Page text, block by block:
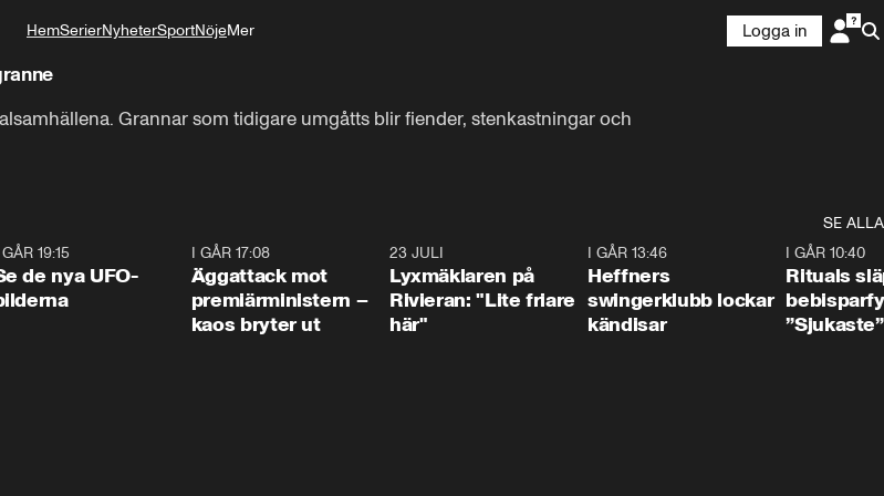
HemSerierNyheterSportNöjeMer
Logga in
Grannar som tidigare umgåtts blir fiender, stenkastningar och
SE ALLA
19:15
de nya UFO-
I GÅR 17:08
Äggattack mot
premiärministern –
kaos bryter ut
23 JULI
Lyxmäklaren på
Rivieran: "Lite friare
här"
I GÅR 13:46
Heffners
swingerklubb lockar
kändisar
I GÅR 10:40
Rituals
”Sjukaste”